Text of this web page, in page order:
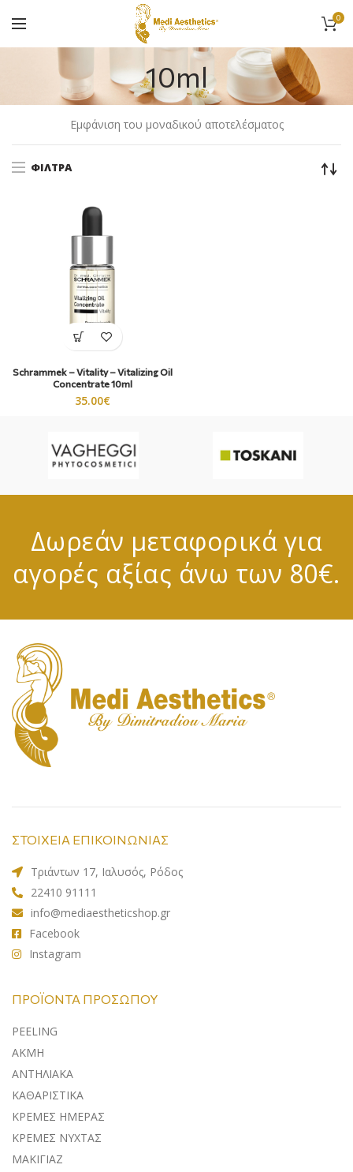
0
10ml
Εμφάνιση του μοναδικού αποτελέσματος
ΦΊΛΤΡΑ
Schrammek – Vitality – Vitalizing Oil
Concentrate 10ml
35.00€
Δωρεάν μεταφορικά για
αγορές αξίας άνω των 80€.
ΣΤΟΙΧΕΙΑ ΕΠΙΚΟΙΝΩΝΙΑΣ
Τριάντων 17, Ιαλυσός, Ρόδος
22410 91111
info@mediaestheticshop.gr
Facebook
Instagram
ΠΡΟΪΌΝΤΑ ΠΡΟΣΏΠΟΥ
PEELING
ΑΚΜΗ
ΑΝΤΗΛΙΑΚA
ΚΑΘΑΡΙΣΤΙΚΑ
ΚΡΕΜΕΣ ΗΜΕΡΑΣ
ΚΡΕΜΕΣ ΝΥΧΤΑΣ
ΜΑΚΙΓΙΑΖ